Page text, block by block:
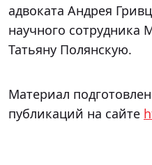
адвоката Андрея
научного сотрудника
Татьяну Полянскую.
Материал
публикаций на сайте